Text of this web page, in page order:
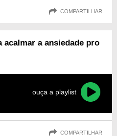
COMPARTILHAR
acalmar a ansiedade pro
ouça a playlist
COMPARTILHAR